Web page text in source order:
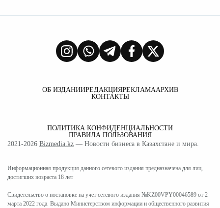
ОБ ИЗДАНИИРЕДАКЦИЯРЕКЛАМААРХИВ
КОНТАКТЫ
ПОЛИТИКА КОНФИДЕНЦИАЛЬНОСТИ
ПРАВИЛА ПОЛЬЗОВАНИЯ
2021-2026 Bizmedia.kz — Новости бизнеса в Казахстане и мира.
Информационная продукция данного сетевого издания предназначена для лиц,
достигших возраста 18 лет
Свидетельство о постановке на учет сетевого издания №KZ00VPY00046589 от 2
марта 2022 года. Выдано Министерством информации и общественного развития